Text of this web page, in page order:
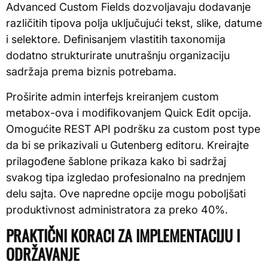
Advanced Custom Fields dozvoljavaju dodavanje
različitih tipova polja uključujući tekst, slike, datume
i selektore. Definisanjem vlastitih taxonomija
dodatno strukturirate unutrašnju organizaciju
sadržaja prema biznis potrebama.
Proširite admin interfejs kreiranjem custom
metabox-ova i modifikovanjem Quick Edit opcija.
Omogućite REST API podršku za custom post type
da bi se prikazivali u Gutenberg editoru. Kreirajte
prilagođene šablone prikaza kako bi sadržaj
svakog tipa izgledao profesionalno na prednjem
delu sajta. Ove napredne opcije mogu poboljšati
produktivnost administratora za preko 40%.
PRAKTIČNI KORACI ZA IMPLEMENTACIJU I
ODRŽAVANJE